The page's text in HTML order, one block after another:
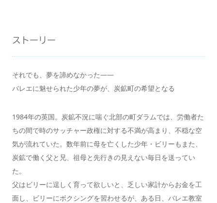
ストーリー
それでも、夢を諦めなかった―—
バレエに魅せられた少年の夢が、炭鉱町の希望となる
1984年の英国。炭鉱不況に喘ぐ北部の町ダラムでは、労働者た
ちの間で時のサッチャー政権に対する不満が高まり、不穏な空
気が流れていた。数年前に母を亡くした少年・ビリーもまた、
炭鉱で働く父と兄、祖母と先行きの見えない毎日を送ってい
た。
父はビリーに逞しく育って欲しいと、乏しい家計からお金を工
面し、ビリーにボクシングを習わせるが、ある日、バレエ教室